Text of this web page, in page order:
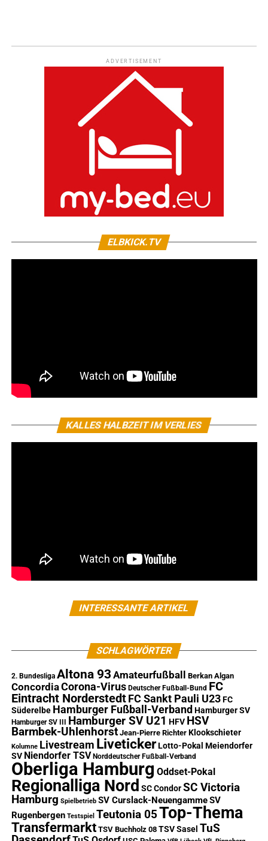
ADVERTISEMENT
ELBKICK.TV
KALLES HALBZEIT IM VERLIES
INTERESSANTE ARTIKEL
SCHLAGWÖRTER
2. Bundesliga Altona 93 Amateurfußball Berkan Algan
ConcordiaCorona-Virus Deutscher Fußball-Bund FC
Eintracht Norderstedt FC Sankt Pauli U23 FC
Süderelbe Hamburger Fußball-Verband Hamburger SV
Hamburger SV III Hamburger SV U21 HFV HSV
Barmbek-Uhlenhorst Jean-Pierre Richter Klookschieter
Kolumne Livestream Liveticker Lotto-Pokal Meiendorfer
SV Niendorfer TSV Norddeutscher Fußball-Verband
Oberliga Hamburg Oddset-Pokal
Regionalliga Nord SC Condor SC Victoria
Hamburg Spielbetrieb SV Curslack-NeuengammeSV
Rugenbergen Testspiel Teutonia 05Top-Thema
Transfermarkt TSV Buchholz 08 TSV Sasel TuS